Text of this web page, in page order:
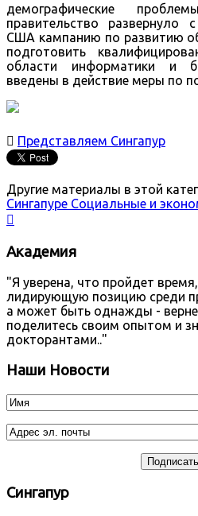
демографические
правительство
США кампанию по развитию
подготовить
области информатики и
введены в действие меры по
 Представляем Сингапур
Другие материалы в этой
Сингапуре Социальные и

Академия
"Я уверена, что пройдет
лидирующую позицию среди
а может быть однажды -
поделитесь своим опытом и
докторантами.."
Наши Новости
Сингапур